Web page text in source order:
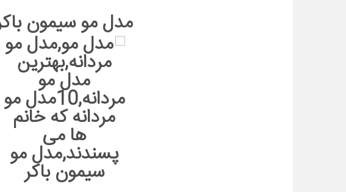
مدل مو سیمون